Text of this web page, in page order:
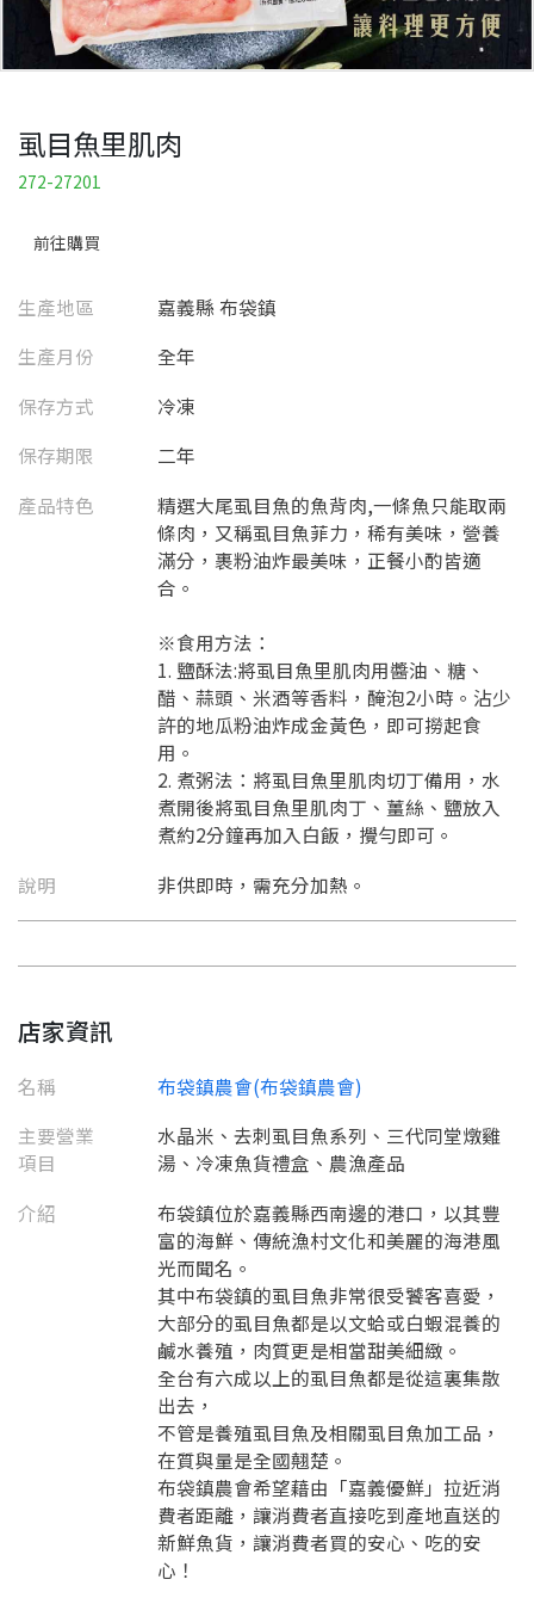
虱目魚里肌肉
272-27201
前往購買
生產地區
嘉義縣 布袋鎮
生產月份
全年
保存方式
冷凍
保存期限
二年
產品特色
精選大尾虱目魚的魚背肉,一條魚只能取兩
條肉，又稱虱目魚菲力，稀有美味，營養
滿分，裹粉油炸最美味，正餐小酌皆適
合。
※食用方法：
1. 鹽酥法:將虱目魚里肌肉用醬油、糖、
醋、蒜頭、米酒等香料，醃泡2小時。沾少
許的地瓜粉油炸成金黃色，即可撈起食
用。
2. 煮粥法：將虱目魚里肌肉切丁備用，水
煮開後將虱目魚里肌肉丁、薑絲、鹽放入
煮約2分鐘再加入白飯，攪勻即可。
說明
非供即時，需充分加熱。
店家資訊
名稱
布袋鎮農會(布袋鎮農會)
主要營業
項目
水晶米、去刺虱目魚系列、三代同堂燉雞
湯、冷凍魚貨禮盒、農漁產品
介紹
布袋鎮位於嘉義縣西南邊的港口，以其豐
富的海鮮、傳統漁村文化和美麗的海港風
光而聞名。
其中布袋鎮的虱目魚非常很受饕客喜愛，
大部分的虱目魚都是以文蛤或白蝦混養的
鹹水養殖，肉質更是相當甜美細緻。
全台有六成以上的虱目魚都是從這裏集散
出去，
不管是養殖虱目魚及相關虱目魚加工品，
在質與量是全國翹楚。
布袋鎮農會希望藉由「嘉義優鮮」拉近消
費者距離，讓消費者直接吃到產地直送的
新鮮魚貨，讓消費者買的安心、吃的安
心！
要註冊嗎？
嗨~這個 LINE 帳號還沒有註冊過，
只要驗證手機號碼就能完成註冊。
返回 繼續註冊
請加入LINE好友
請掃描或點擊 QR code
加入「嘉義優鮮」LINE 好友，
才能繼續註冊喔。
點擊加入 LINE 好友
返回 繼續註冊
註冊完成
註冊完成了！
開始填寫申請資料吧~
填寫申請資料
訊息
要申請新產品嗎？
您的申請資料正在等候審查中，
要申請新產品嗎？
查看申請進度 申請新產品
要看申請秘笈嗎？
想知道怎麼做更容易通過審核嗎？
看看申請教學吧！
如果你已經準備好了，
點擊「直接申請」按鈕開始填寫申請表。
直接申請